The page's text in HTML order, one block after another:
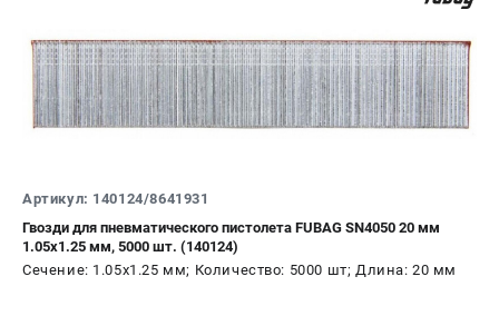
Артикул: 140124/8641931
Гвозди для пневматического пистолета FUBAG SN4050 20 мм
1.05x1.25 мм, 5000 шт. (140124)
Сечение: 1.05x1.25 мм; Количество: 5000 шт; Длина: 20 мм